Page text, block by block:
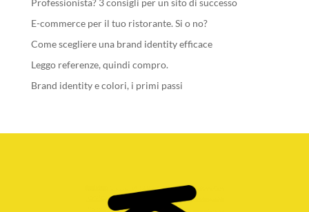
Professionista? 3 consigli per un sito di successo
E-commerce per il tuo ristorante. Si o no?
Come scegliere una brand identity efficace
Leggo referenze, quindi compro.
Brand identity e colori, i primi passi